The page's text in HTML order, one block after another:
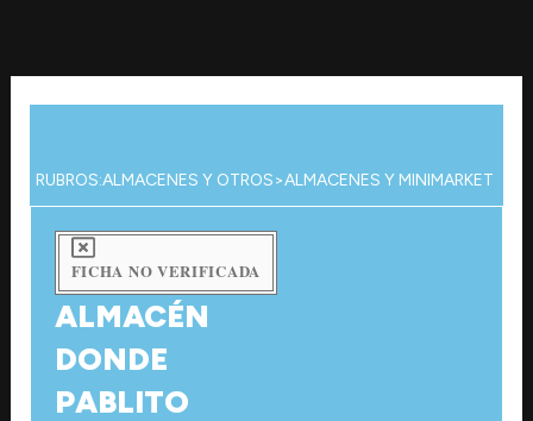
contenido
RUBROS:ALMACENES Y OTROS>ALMACENES Y MINIMARKET
FICHA NO VERIFICADA
ALMACÉN
DONDE
PABLITO